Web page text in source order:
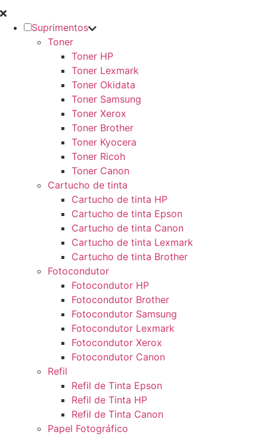
Suprimentos
Toner
Toner HP
Toner Lexmark
Toner Okidata
Toner Samsung
Toner Xerox
Toner Brother
Toner Kyocera
Toner Ricoh
Toner Canon
Cartucho de tinta
Cartucho de tinta HP
Cartucho de tinta Epson
Cartucho de tinta Canon
Cartucho de tinta Lexmark
Cartucho de tinta Brother
Fotocondutor
Fotocondutor HP
Fotocondutor Brother
Fotocondutor Samsung
Fotocondutor Lexmark
Fotocondutor Xerox
Fotocondutor Canon
Refil
Refil de Tinta Epson
Refil de Tinta HP
Refil de Tinta Canon
Papel Fotográfico